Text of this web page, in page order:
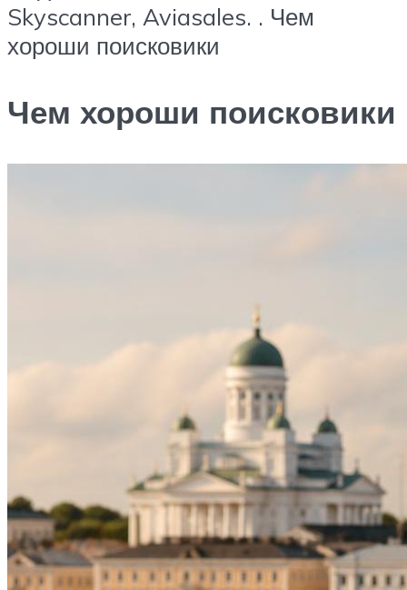
Skyscanner, Aviasales. . Чем
хороши поисковики
Чем хороши поисковики